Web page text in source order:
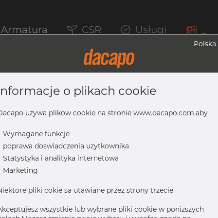
Armatura CSR Usługi
304L, ASTM A-403 WP-WX
ASTM A-403 WP-WX 100pctXRAY, 12", spawany
Polska
o plikach cookie
uzywa plikow cookie na stronie www.dacapo.com,aby
Wymagane funkcje
poprawa doswiadczenia uzytkownika
Statystyka i analityka internetowa
Marketing
pliki cokie sa utawiane przez strony trzecie
wszystkie lub wybrane pliki cookie w ponizszych